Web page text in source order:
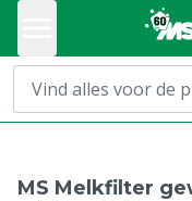
MS Melkfilter